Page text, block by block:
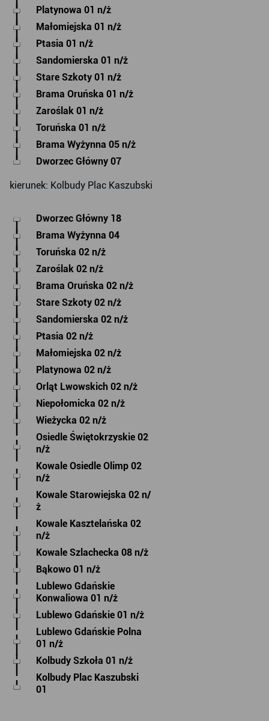
Platynowa 01 n/ż
Małomiejska 01 n/ż
Ptasia 01 n/ż
Sandomierska 01 n/ż
Stare Szkoty 01 n/ż
Brama Oruńska 01 n/ż
Zaroślak 01 n/ż
Toruńska 01 n/ż
Brama Wyżynna 05 n/ż
Dworzec Główny 07
kierunek: Kolbudy Plac Kaszubski
Dworzec Główny 18
Brama Wyżynna 04
Toruńska 02 n/ż
Zaroślak 02 n/ż
Brama Oruńska 02 n/ż
Stare Szkoty 02 n/ż
Sandomierska 02 n/ż
Ptasia 02 n/ż
Małomiejska 02 n/ż
Platynowa 02 n/ż
Orląt Lwowskich 02 n/ż
Niepołomicka 02 n/ż
Wieżycka 02 n/ż
Osiedle Świętokrzyskie 02
n/ż
Kowale Osiedle Olimp 02
n/ż
Kowale Starowiejska 02 n/
ż
Kowale Kasztelańska 02
n/ż
Kowale Szlachecka 08 n/ż
Bąkowo 01 n/ż
Lublewo Gdańskie
Konwaliowa 01 n/ż
Lublewo Gdańskie 01 n/ż
Lublewo Gdańskie Polna
01 n/ż
Kolbudy Szkoła 01 n/ż
Kolbudy Plac Kaszubski
01